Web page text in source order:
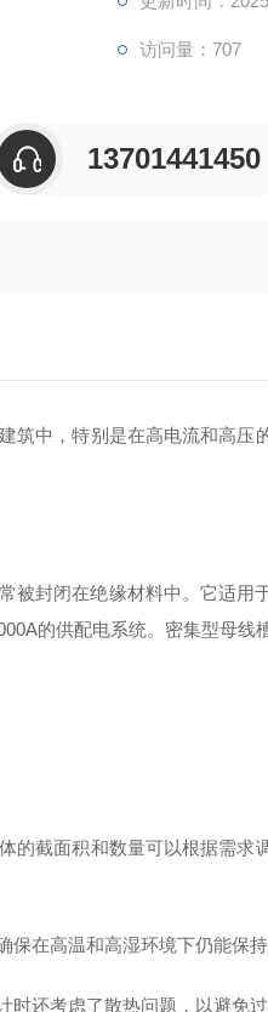
访问量：707
13701441450
筑中，特别是在高电流和高压
封闭在绝缘材料中。它适用
的供配电系统。密集型母线
的截面积和数量可以根据需求
在高温和高湿环境下仍能保
还考虑了散热问题，以避免